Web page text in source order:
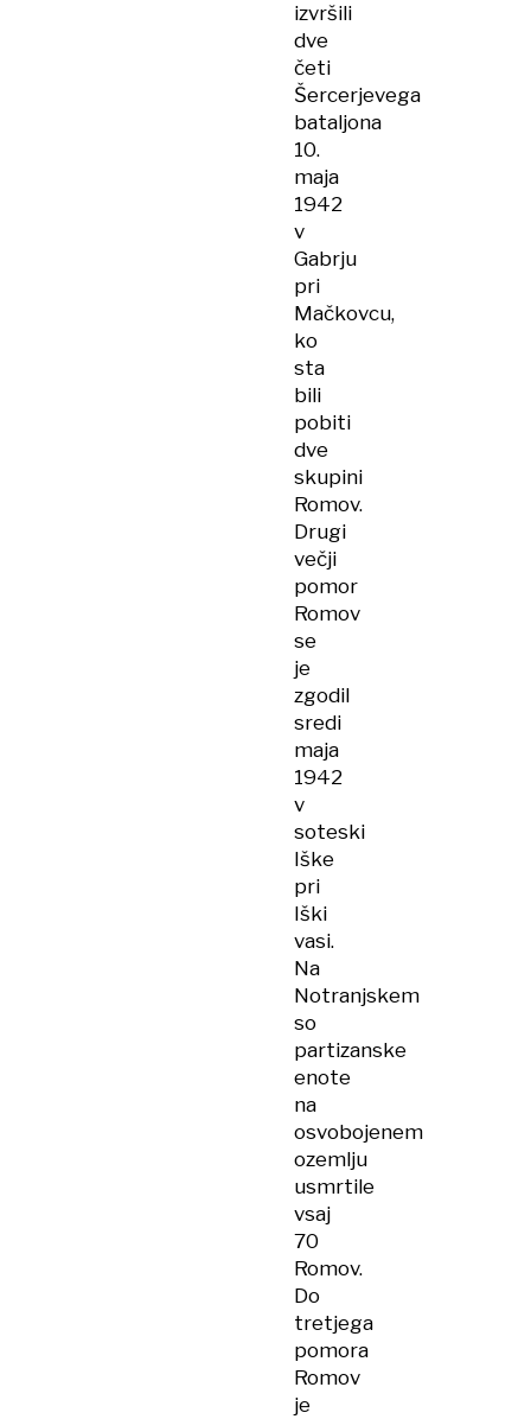
izvršili
dve
četi
Šercerjevega
bataljona
10.
maja
1942
v
Gabrju
pri
Mačkovcu,
ko
sta
bili
pobiti
dve
skupini
Romov.
Drugi
večji
pomor
Romov
se
je
zgodil
sredi
maja
1942
v
soteski
Iške
pri
Iški
vasi.
Na
Notranjskem
so
partizanske
enote
na
osvobojenem
ozemlju
usmrtile
vsaj
70
Romov.
Do
tretjega
pomora
Romov
je